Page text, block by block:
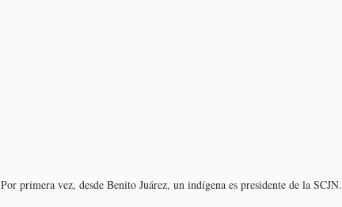
Por primera vez, desde Benito Juárez, un indígena es presidente de la SCJN.